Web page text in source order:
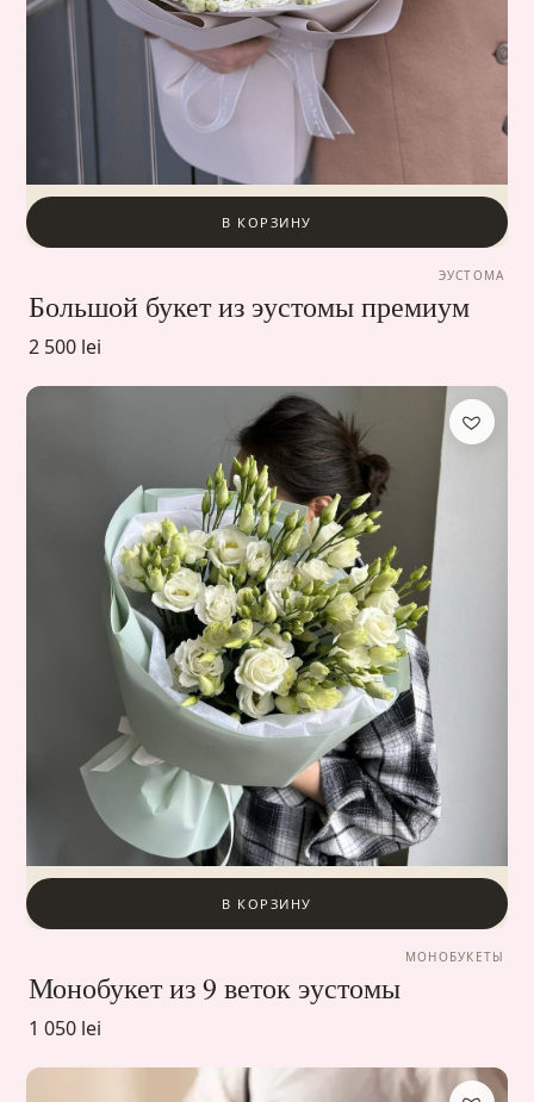
В КОРЗИНУ
ЭУСТОМА
Большой букет из эустомы премиум
2 500 lei
В КОРЗИНУ
МОНОБУКЕТЫ
Монобукет из 9 веток эустомы
1 050 lei